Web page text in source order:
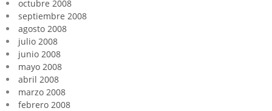
octubre 2008
septiembre 2008
agosto 2008
julio 2008
junio 2008
mayo 2008
abril 2008
marzo 2008
febrero 2008